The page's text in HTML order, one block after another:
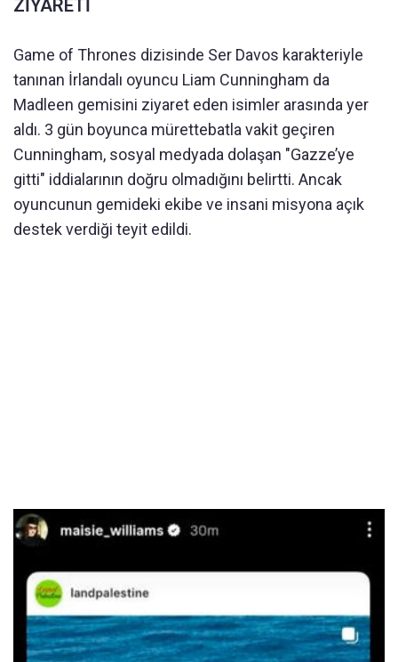
ZİYARETİ
Game of Thrones dizisinde Ser Davos karakteriyle
tanınan İrlandalı oyuncu Liam Cunningham da
Madleen gemisini ziyaret eden isimler arasında yer
aldı. 3 gün boyunca mürettebatla vakit geçiren
Cunningham, sosyal medyada dolaşan "Gazze’ye
gitti" iddialarının doğru olmadığını belirtti. Ancak
oyuncunun gemideki ekibe ve insani misyona açık
destek verdiği teyit edildi.